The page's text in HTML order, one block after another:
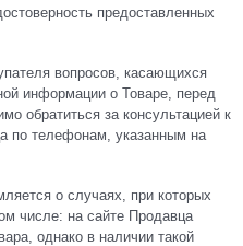
предоставленных
вопросов, касающихся
информации о Товаре, перед
обратиться за консультацией к
по телефонам, указанным на
о случаях, при которых
числе: на сайте Продавца
однако в наличии такой